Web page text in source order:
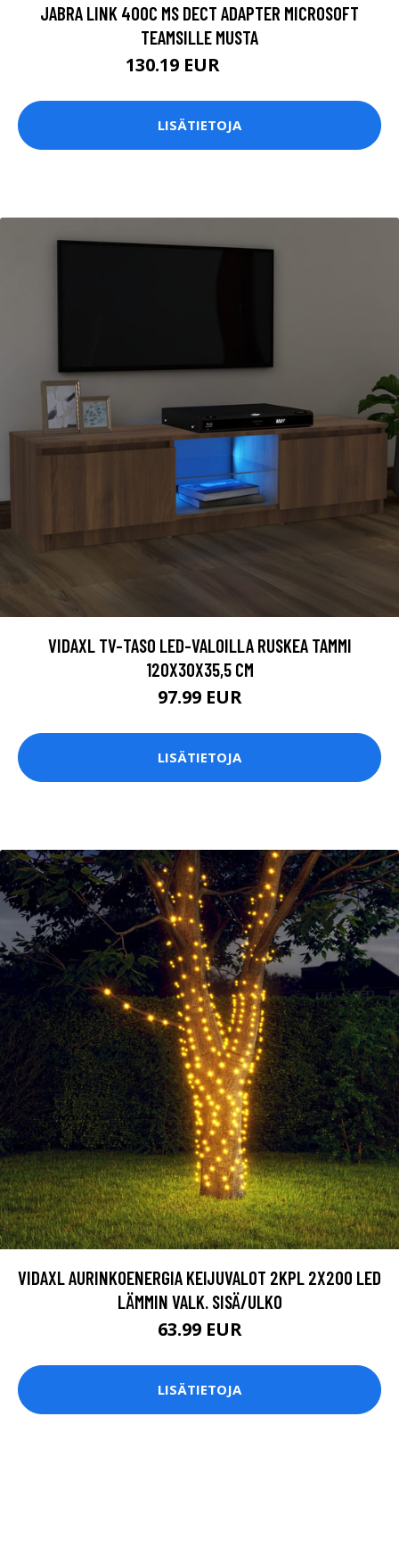
JABRA LINK 400C MS DECT ADAPTER MICROSOFT
TEAMSILLE MUSTA
130.19 EUR
LISÄTIETOJA
VIDAXL TV-TASO LED-VALOILLA RUSKEA TAMMI
120X30X35,5 CM
97.99 EUR
LISÄTIETOJA
VIDAXL AURINKOENERGIA KEIJUVALOT 2KPL 2X200 LED
LÄMMIN VALK. SISÄ/ULKO
63.99 EUR
LISÄTIETOJA